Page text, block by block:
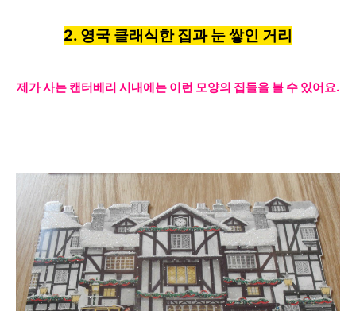
2. 영국 클래식한 집과 눈 쌓인 거리
제가 사는 캔터베리 시내에는 이런 모양의 집들을 볼 수 있어요.